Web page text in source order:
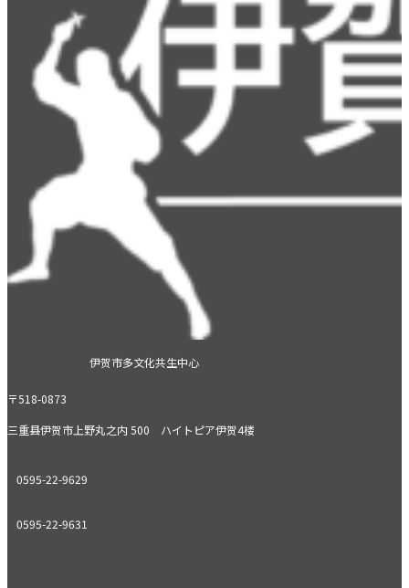
伊贺市多文化共生中心
〒518-0873
三重县伊贺市上野丸之内 500 ハイトピア伊贺4楼
0595-22-9629
0595-22-9631